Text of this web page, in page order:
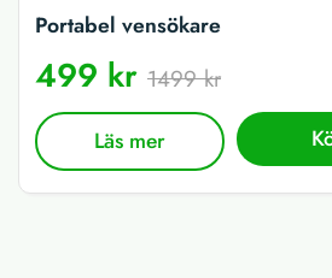
Portabel vensökare
499 kr 1499 kr
Läs mer